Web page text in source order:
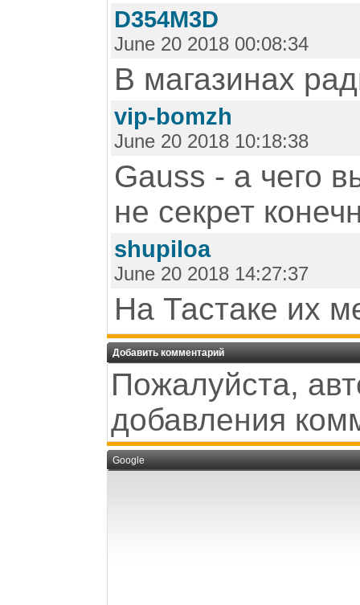
D354M3D
June 20 2018 00:08:34
В магазинах
vip-bomzh
June 20 2018 10:18:38
Gauss - а чего
не секрет
shupiloa
June 20 2018 14:27:37
На Тастаке их
Добавить комментарий
Пожалуйста,
добавления
Google